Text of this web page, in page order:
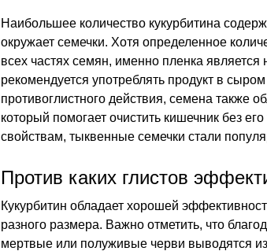
Наибольшее количество кукурбитина
окружает семечки. Хотя определенное
всех частях семян, именно пленка
рекомендуется употреблять продукт в
противоглистного действия, семена также
который помогает очистить кишечник без
свойствам, тыквенные семечки стали
Против каких глистов
Кукурбитин обладает хорошей
разного размера. Важно отметить, что
мертвые или полуживые черви выводятся из